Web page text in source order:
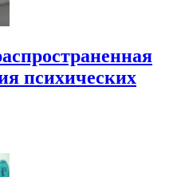
психических